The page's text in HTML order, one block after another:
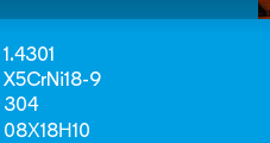
1.4301
X5CrNi18-9
304
08Х18Н10